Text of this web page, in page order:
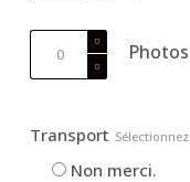
&
snorkeling
kayak
Transport
Non merci.